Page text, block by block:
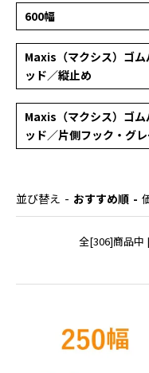
600幅
Maxis（マクシス）ゴム
ッド／縦止め
Maxis（マクシス）ゴム
ッド／片側フック・グ
並び替え おすすめ順
全[306]商品中